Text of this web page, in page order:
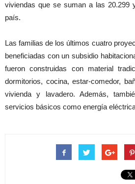
viviendas que se suman a las 20.299
país.
Las familias de los últimos cuatro
beneficiadas con un subsidio
fueron construidas con material
dormitorios, cocina, estar-comedor,
vivienda y lavadero. Además,
servicios básicos como energía